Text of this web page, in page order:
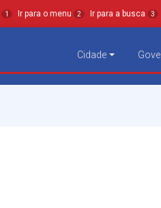
1 Ir para o menu 2 Ir para a busca 3
Cidade